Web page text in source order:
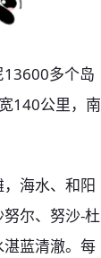
多个岛
140公里，南
海水、和阳
尔、努沙-杜
蓝清澈。每